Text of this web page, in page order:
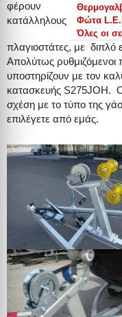
Φώτα
Όλες οι
φέρουν
κατάλληλους
πλαγιοστάτες, με διπλό
Aπολύτως ρυθμιζόμενοι
υποστηρίζουν με τον
κατασκευής S275JOΗ.
σχέση με το τύπο της
επιλέγετε από εμάς.